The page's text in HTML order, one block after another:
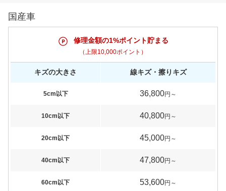
国産車
修理金額の1%ポイント貯まる
（上限10,000ポイント）
キズの大きさ 線キズ・擦りキズ
5cm以下 36,800円～
10cm以下 40,800円～
20cm以下 45,000円～
40cm以下 47,800円～
60cm以下 53,600円～